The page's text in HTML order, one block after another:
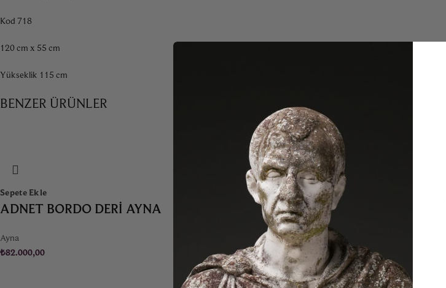
Kod 718
120 cm x 55 cm
Yükseklik 115 cm
BENZER ÜRÜNLER
Sepete Ekle
ADNET BORDO DERI AYNA
Ayna
₺82.000,00